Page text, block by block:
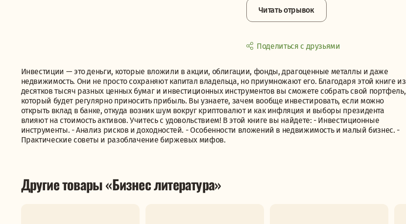
Читать отрывок
Поделиться с друзьями
Инвестиции — это деньги, которые вложили в акции, облигации, фонды, драгоценные металлы и даже
недвижимость. Они не просто сохраняют капитал владельца, но приумножают его. Благодаря этой книге из
десятков тысяч разных ценных бумаг и инвестиционных инструментов вы сможете собрать свой портфель,
который будет регулярно приносить прибыль. Вы узнаете, зачем вообще инвестировать, если можно
открыть вклад в банке, откуда возник шум вокруг криптовалют и как инфляция и выборы президента
влияют на стоимость активов. Учитесь с удовольствием! В этой книге вы найдете: - Инвестиционные
инструменты. - Анализ рисков и доходностей. - Особенности вложений в недвижимость и малый бизнес. -
Практические советы и разоблачение биржевых мифов.
Другие товары «Бизнес литература»